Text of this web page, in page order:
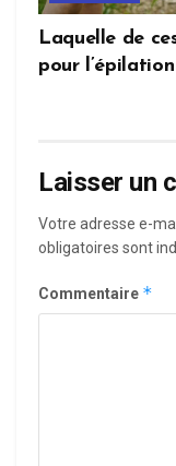
Laquelle de
pour
Laisser un
Votre adresse e-
obligatoires sont
Commentaire *